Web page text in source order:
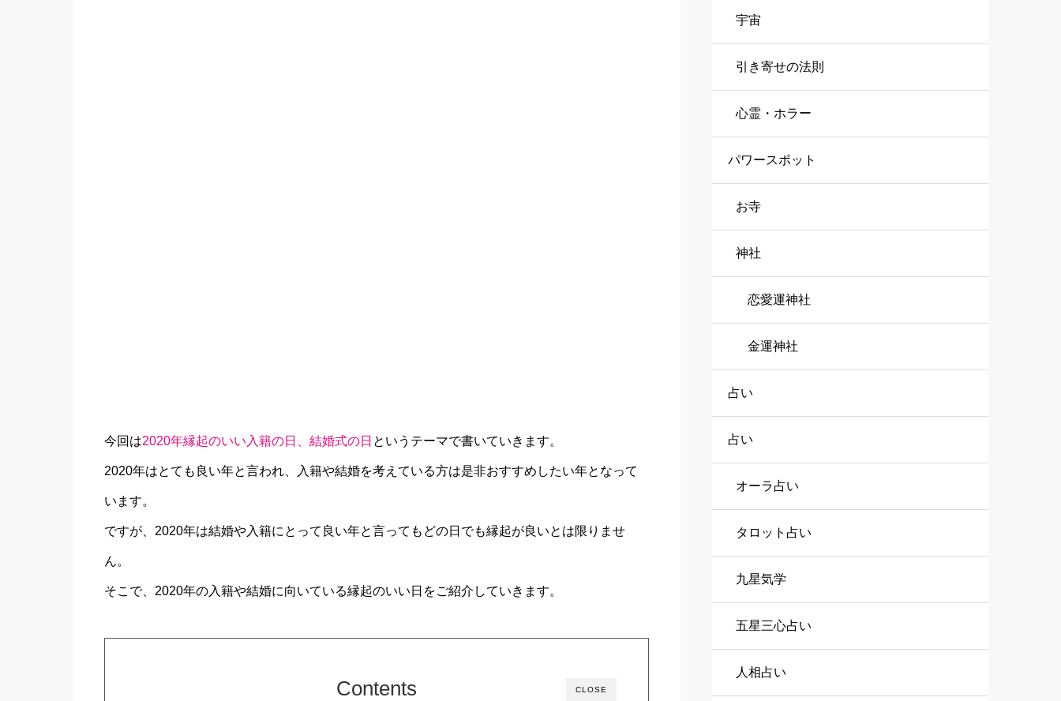
今回は2020年縁起のいい入籍の日、結婚式の日 というテーマで書いていきます。
2020年はとても良い年と言われ、入籍や結婚を考えている方は是非おすすめしたい年となって
います。
ですが、2020年は結婚や入籍にとって良い年と言ってもどの日でも縁起が良いとは限りませ
ん。
そこで、2020年の入籍や結婚に向いている縁起のいい日をご紹介していきます。
CLOSE
Contents
宇宙
引き寄せの法則
心霊・ホラー
パワースポット
お寺
神社
恋愛運神社
金運神社
占い
占い
オーラ占い
タロット占い
九星気学
五星三心占い
人相占い